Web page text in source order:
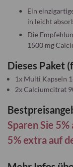
Ein
in leicht
Die
1500 mg
Dieses Paket
1x Multi Kapseln
2x Calciumcitrat
Sparen Sie
5% extra auf